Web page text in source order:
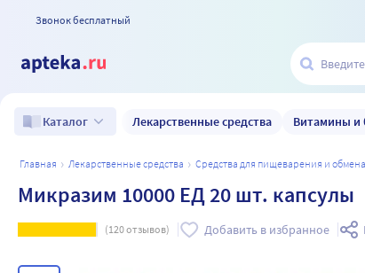
Звонок бесплатный
Каталог Лекарственные средства Витамины и
главная лекарственные средства средства для пищеварения и
Микразим 10000 ЕД 20 шт. капсулы
(120отзывов) Добавить в избранное